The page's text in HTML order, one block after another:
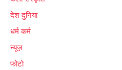
देश दुनिया
धर्म कर्म
न्यूज़
फोटो